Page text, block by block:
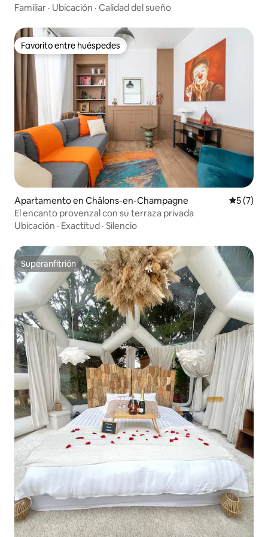
Familiar · Ubicación · Calidad del sueño
Favorito entre huéspedes
Favorito entre huéspedes
Apartamento en Châlons-en-Champagne
5 (7)
El encanto provenzal con su terraza privada
Ubicación · Exactitud · Silencio
Superanfitrión
Superanfitrión